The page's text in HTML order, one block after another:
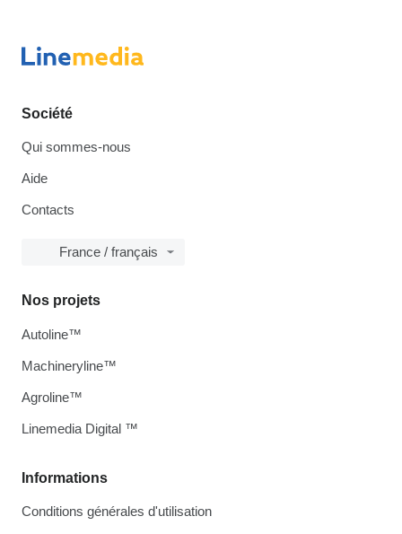
Société
Qui sommes-nous
Aide
Contacts
France / français
Informations
Conditions générales d'utilisation
Nos projets
Autoline™
Machineryline™
Agroline™
Linemedia Digital ™